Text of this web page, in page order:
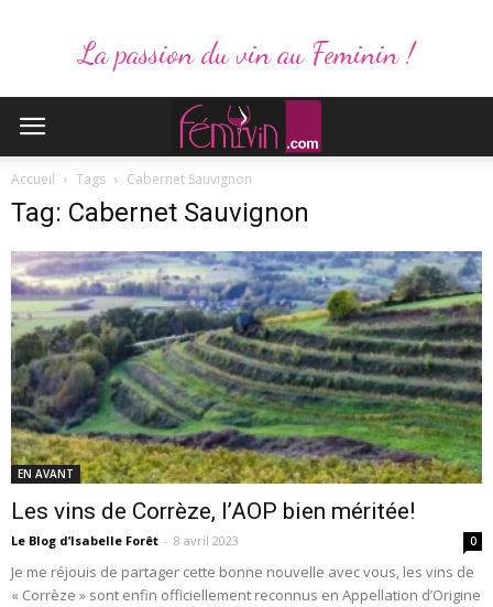
La passion du vin au Feminin !
Accueil Tags Cabernet Sauvignon
Tag: Cabernet Sauvignon
EN AVANT
Les vins de Corrèze, l’AOP bien méritée!
Le Blog d’Isabelle Forêt - 8 avril 2023 0
Je me réjouis de partager cette bonne nouvelle avec vous, les vins de
« Corrèze » sont enfin officiellement reconnus en Appellation d’Origine